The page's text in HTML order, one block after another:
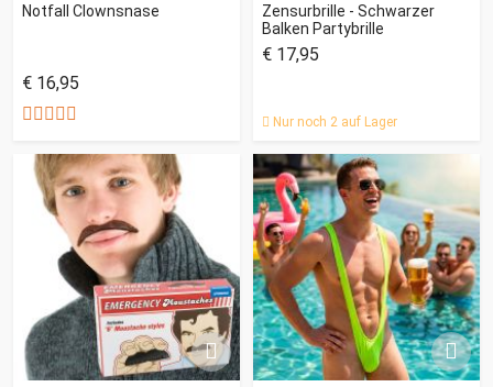
Notfall Clownsnase
€ 16,95
Zensurbrille - Schwarzer
Balken Partybrille
€ 17,95
Nur noch 2 auf Lager